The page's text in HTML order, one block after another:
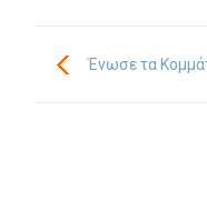
Ένωσε τα